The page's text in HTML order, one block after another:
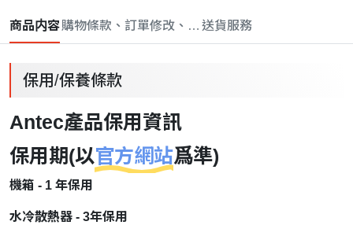
商品内容購物條款、訂單修改、取消與退款政策
送貨服務
保用/保養條款
Antec產品保用資訊
保用期(以官方網站爲準)
機箱 - 1 年保用
水冷散熱器 - 3年保用